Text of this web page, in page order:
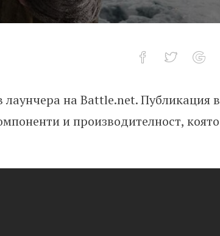
изисквания
на Battle.net. Публикация в
и производителност, която